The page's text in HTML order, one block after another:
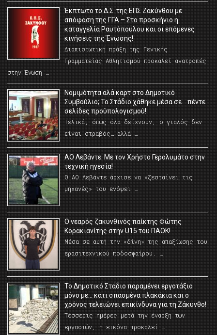
Έκπτωτο το Δ.Σ. της ΕΠΣ Ζακύνθου με
απόφαση της ΓΓΑ – Στο προσκήνιο η
καταγγελία Ραυτόπουλου και οι επόμενες
κινήσεις της Ένωσης!
Διαπιστωτική πράξη της Γενικής
Γραμματείας Αθλητισμού προκαλεί ανατροπές
στην Ένωση …
Νομιμότητα αλά καρτ στο Δημοτικό
Συμβούλιο; Το Στάδιο χάθηκε μέσα σε… πέντε
σελίδες προϋπολογισμού!
Τελικά, όπως όλα δείχνουν, ο γιαλός δεν
είναι στραβός… αλλά …
ΑΟ Λεβάντε: Με τον Χρήστο Γερολυμάτο στην
τεχνική ηγεσία!
Ο ΑΟ Λεβάντε άρχισε να «ζεσταίνει τις
μηχανές» του ενόψει …
O νεαρός ζακυνθινός παίκτης Φώτης
Κορακιανίτης στην U15 του ΠΑΟΚ!
Μέσα σε αυτή την «δίνη» της απαξίωσης του
ερασιτεχνικού ποδοσφαίρου. …
Το Δημοτικό Στάδιο παραμένει εργοτάξιο
μόνο με… κάτι σπασμένα πλακάκια και ο
χρόνος τελειώνει επικίνδυνα για τη Ζάκυνθο!
Τέσσερις ημέρες μετά την έναρξη των
εργασιών, η εικόνα προκαλεί …